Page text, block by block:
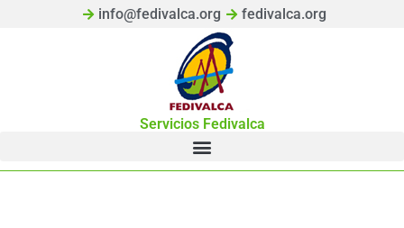
info@fedivalca.org fedivalca.org
Servicios Fedivalca